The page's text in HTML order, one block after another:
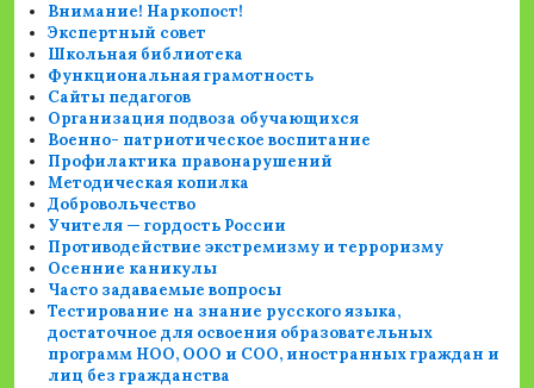
Внимание! Наркопост!
Экспертный совет
Школьная библиотека
Функциональная грамотность
Сайты педагогов
Организация подвоза обучающихся
Военно- патриотическое воспитание
Профилактика правонарушений
Методическая копилка
Добровольчество
Учителя — гордость России
Противодействие экстремизму и терроризму
Осенние каникулы
Часто задаваемые вопросы
Тестирование на знание русского языка,
достаточное для освоения образовательных
программ НОО, ООО и СОО, иностранных граждан и
лиц без гражданства